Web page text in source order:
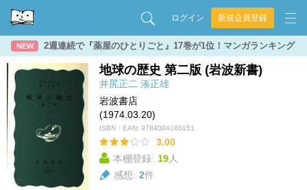
ログイン 新規会員登録
NEW 2週連続で『薬屋のひとりごと』17巻が1位！マンガランキング
地球の歴史 第二版 (岩波新書)
井尻正二 湊正雄
岩波書店
(1974.03.20)
ISBN・EAN: 9784004160151
3.00
本棚登録: 19人
感想: 2件